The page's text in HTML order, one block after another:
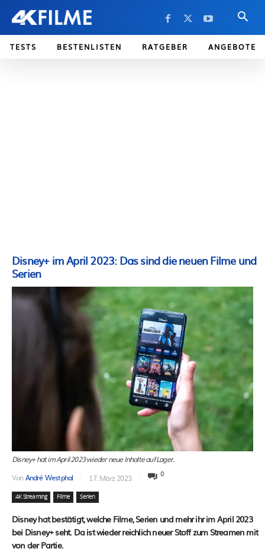
TESTS BESTENLISTEN RATGEBER ANGEBOTE
Disney+ im April 2023: Das sind die neuen Filme und
Serien
Disney+ hat im April 2023 wieder neue Inhalte auf Lager.
VonAndré Westphal 17. März 2023 0
4K Streaming Filme Serien
Disney hat bestätigt, welche Filme, Serien und mehr ihr im April 2023
bei Disney+ seht. Da ist wieder reichlich neuer Stoff zum Streamen mit
von der Partie.